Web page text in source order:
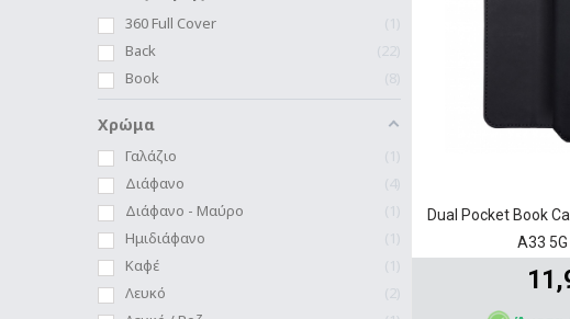
360 Full Cover
1
Back
Book
8
Χρώμα
Γαλάζιο
1
Διάφανο
4
Διάφανο - Μαύρο
1
Ημιδιάφανο
1
Καφέ
1
Λευκό
Dual Pocket Book
A33